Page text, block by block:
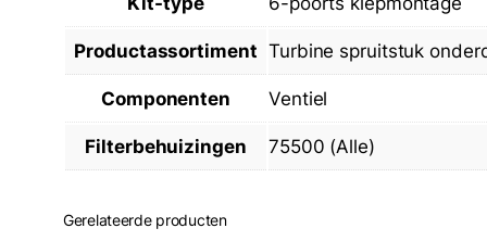
Productassortiment Turbine spruitstuk
Componenten Ventiel
Filterbehuizingen 75500 (Alle)
Gerelateerde producten